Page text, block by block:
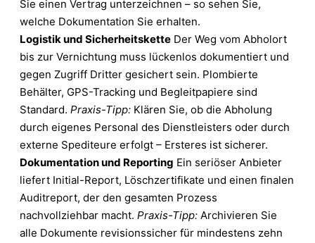
Sie einen Vertrag unterzeichnen – so sehen Sie,
welche Dokumentation Sie erhalten.
Logistik und Sicherheitskette Der Weg vom Abholort
bis zur Vernichtung muss lückenlos dokumentiert und
gegen Zugriff Dritter gesichert sein. Plombierte
Behälter, GPS-Tracking und Begleitpapiere sind
Standard. Praxis-Tipp: Klären Sie, ob die Abholung
durch eigenes Personal des Dienstleisters oder durch
externe Spediteure erfolgt – Ersteres ist sicherer.
Dokumentation und Reporting Ein seriöser Anbieter
liefert Initial-Report, Löschzertifikate und einen finalen
Auditreport, der den gesamten Prozess
nachvollziehbar macht. Praxis-Tipp: Archivieren Sie
alle Dokumente revisionssicher für mindestens zehn